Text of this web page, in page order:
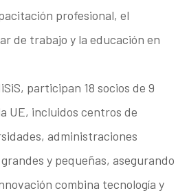
profesional, el
de trabajo y la educación en
participan 18 socios de 9
UE, incluidos centros de
administraciones
y pequeñas, asegurando
combina tecnología y